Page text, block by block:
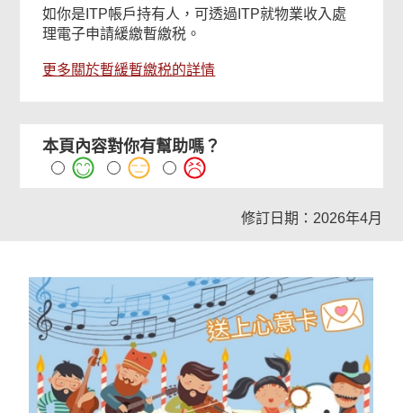
如你是ITP帳戶持有人，可透過ITP就物業收入處
理電子申請緩繳暫繳税。
更多關於暫緩暫繳税的詳情
本頁內容對你有幫助嗎？
修訂日期：2026年4月